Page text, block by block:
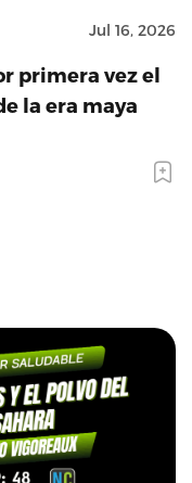
Jul 16, 2026
primera vez el
la era maya